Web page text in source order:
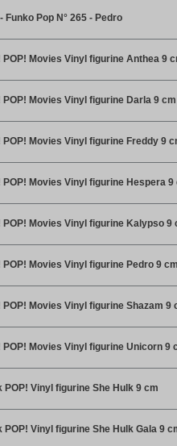
Funko Pop N° 265 - Pedro
POP! Movies Vinyl figurine Anthea 9
POP! Movies Vinyl figurine Darla 9 cm
POP! Movies Vinyl figurine Freddy 9
POP! Movies Vinyl figurine Hespera 9
POP! Movies Vinyl figurine Kalypso 9
POP! Movies Vinyl figurine Pedro 9 cm
POP! Movies Vinyl figurine Shazam 9
POP! Movies Vinyl figurine Unicorn 9
POP! Vinyl figurine She Hulk 9 cm
POP! Vinyl figurine She Hulk Gala 9